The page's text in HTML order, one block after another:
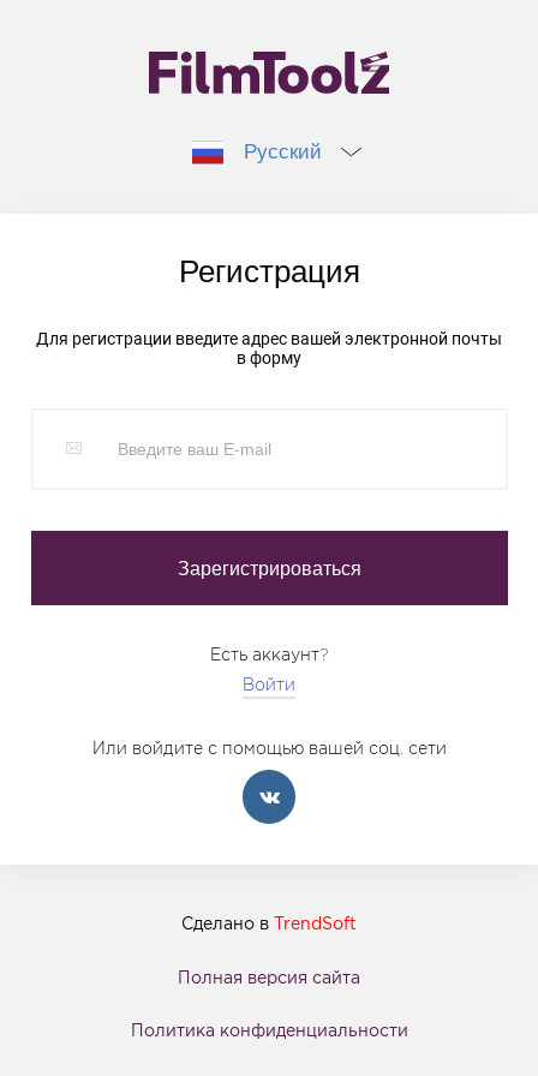
Русский
Регистрация
Для регистрации введите адрес вашей электронной почты
в форму
Есть аккаунт?
Войти
Или войдите с помощью вашей соц. сети
Сделано в TrendSoft
Полная версия сайта
Политика конфиденциальности